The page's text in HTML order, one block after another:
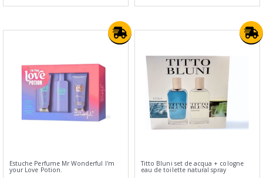
Estuche Perfume Mr Wonderful I'm
your Love Potion.
Titto Bluni set de acqua + cologne
eau de toilette natural spray